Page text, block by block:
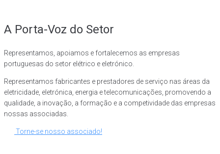
A Porta-Voz do Setor
Representamos, apoiamos e fortalecemos as empresas
portuguesas do setor elétrico e eletrónico.
Representamos fabricantes e prestadores de serviço nas áreas da
eletricidade, eletrónica, energia e telecomunicações, promovendo a
qualidade, a inovação, a formação e a competividade das empresas
nossas associadas.
Torne-se nosso associado!